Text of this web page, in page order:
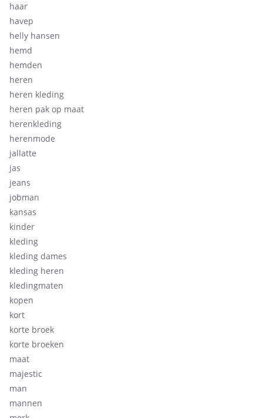
haar
havep
helly hansen
hemd
hemden
heren
heren kleding
heren pak op maat
herenkleding
herenmode
jallatte
jas
jeans
jobman
kansas
kinder
kleding
kleding dames
kleding heren
kledingmaten
kopen
kort
korte broek
korte broeken
maat
majestic
man
mannen